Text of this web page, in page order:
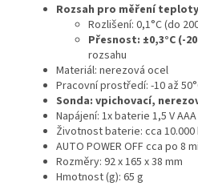
Rozsah pro měření teploty:
Rozlišení: 0,1°C (do
Přesnost: ±0,3°C (-
rozsahu
Materiál: nerezová ocel
Pracovní prostředí: -10 až
Sonda: vpichovací,
Napájení: 1x baterie 1,5 V
Životnost baterie: cca 10.000
AUTO POWER OFF cca po 8
Rozměry: 92 x 165 x 38 mm
Hmotnost (g): 65 g